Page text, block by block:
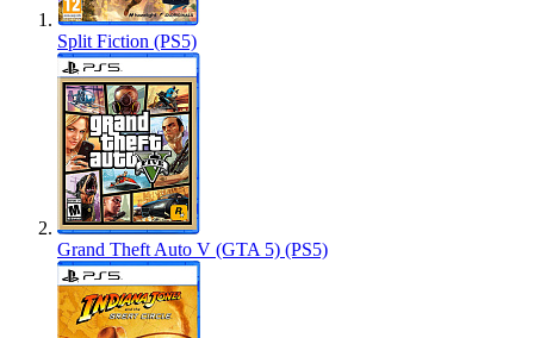
Split Fiction (PS5)
Grand Theft Auto V (GTA 5) (PS5)